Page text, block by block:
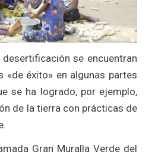
se encuentran
«de éxito» en algunas partes
se ha logrado, por ejemplo,
de la tierra con prácticas de
Gran Muralla Verde del